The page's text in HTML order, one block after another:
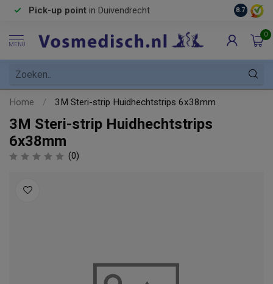
Pick-up point in Duivendrecht 8.7
MENU
0
Home / 3M Steri-strip Huidhechtstrips 6x38mm
3M Steri-strip Huidhechtstrips
6x38mm
(0)